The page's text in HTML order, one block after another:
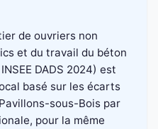
de ouvriers non
et du travail du béton
DADS 2024) est
basé sur les écarts
sous-Bois par
pour la même